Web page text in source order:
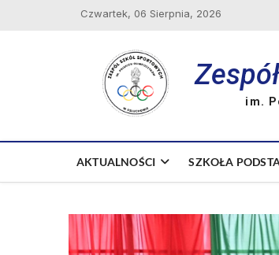
Czwartek, 06 Sierpnia, 2026
im.
AKTUALNOŚCI SZKOŁA